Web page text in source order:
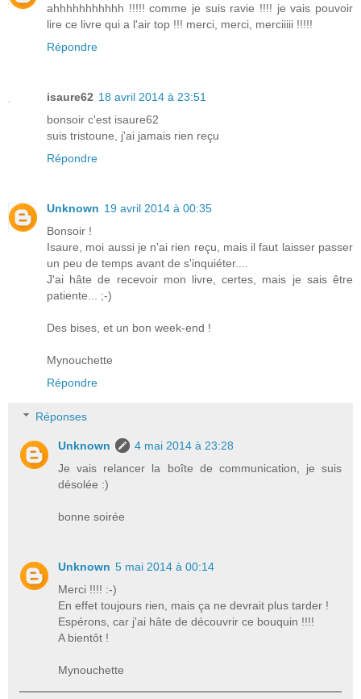
ahhhhhhhhhhh !!!!! comme je suis ravie !!!! je vais pouvoir
lire ce livre qui a l'air top !!! merci, merci, merciiiii !!!!!
Répondre
isaure62 18 avril 2014 à 23:51
bonsoir c'est isaure62
suis tristoune, j'ai jamais rien reçu
Répondre
Unknown 19 avril 2014 à 00:35
Bonsoir !
Isaure, moi aussi je n'ai rien reçu, mais il faut laisser passer
un peu de temps avant de s'inquiéter....
J'ai hâte de recevoir mon livre, certes, mais je sais être
patiente... ;-)
Des bises, et un bon week-end !
Mynouchette
Répondre
Réponses
Unknown
4 mai 2014 à 23:28
Je vais relancer la boîte de communication, je suis
désolée :)
bonne soirée
Unknown 5 mai 2014 à 00:14
Merci !!!! :-)
En effet toujours rien, mais ça ne devrait plus tarder !
Espérons, car j'ai hâte de découvrir ce bouquin !!!!
A bientôt !
Mynouchette